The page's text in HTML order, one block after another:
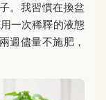
。我習慣在換盆
一次稀釋的液態
週儘量不施肥，